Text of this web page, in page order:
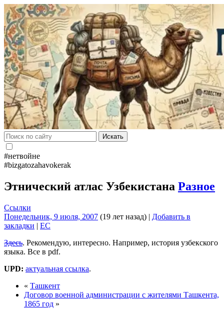
Искать
#нетвойне
#bizgatozahavokerak
Этнический атлас Узбекистана Разное
Ссылки
Понедельник, 9 июля, 2007 (19 лет назад) | Добавить в
закладки | EC
Здесь. Рекомендую, интересно. Например, история узбекского
языка. Все в pdf.
UPD: актуальная ссылка.
« Ташкент
Договор военной администрации с жителями Ташкента,
1865 год »